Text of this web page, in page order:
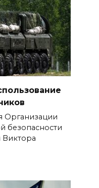
Организации
безопасности